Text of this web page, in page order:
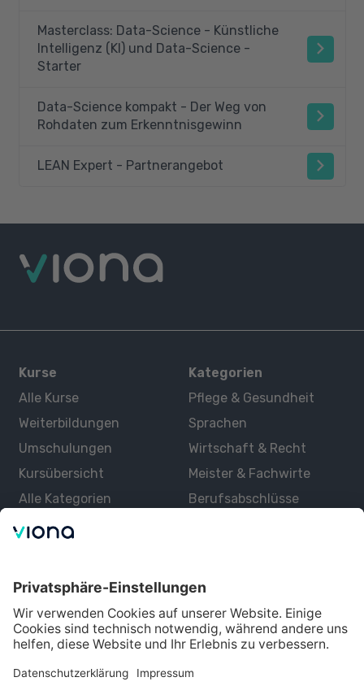
Masterclass: Data-Science - Künstliche
Intelligenz (KI) und Data-Science -
Starter
Data-Science kompakt - Der Weg von
Rohdaten zum Erkenntnisgewinn
LEAN Expert - Partnerangebot
Kurse
Alle Kurse
Weiterbildungen
Umschulungen
Kursübersicht
Alle Kategorien
Kategorien
Pflege & Gesundheit
Sprachen
Wirtschaft & Recht
Meister & Fachwirte
Berufsabschlüsse
Über uns
Lernen mit Viona
Alle Partner
Partner werden